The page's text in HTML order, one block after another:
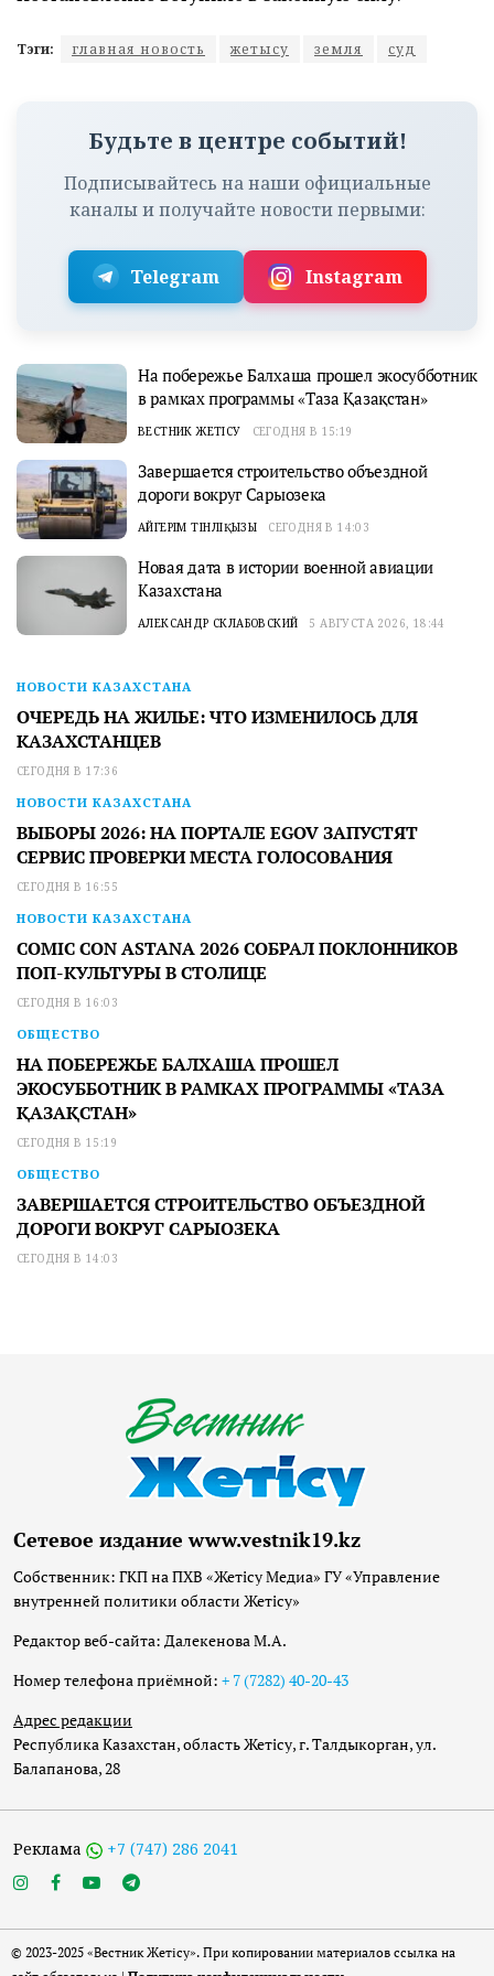
Тэги: главная новость жетысу земля суд
Будьте в центре событий!
Подписывайтесь на наши официальные
каналы и получайте новости первыми:
Telegram Instagram
На побережье Балхаша прошел экосубботник
в рамках программы «Таза Қазақстан»
ВЕСТНИК ЖЕТІСУ СЕГОДНЯ В 15:19
Завершается строительство объездной
дороги вокруг Сарыозека
АЙГЕРІМ ТІНӘЛІҚЫЗЫ СЕГОДНЯ В 14:03
Новая дата в истории военной авиации
Казахстана
АЛЕКСАНДР СКЛАБОВСКИЙ 5 АВГУСТА 2026, 18:44
НОВОСТИ КАЗАХСТАНА
ОЧЕРЕДЬ НА ЖИЛЬЕ: ЧТО ИЗМЕНИЛОСЬ ДЛЯ
КАЗАХСТАНЦЕВ
СЕГОДНЯ В 17:36
НОВОСТИ КАЗАХСТАНА
ВЫБОРЫ 2026: НА ПОРТАЛЕ EGOV ЗАПУСТЯТ
СЕРВИС ПРОВЕРКИ МЕСТА ГОЛОСОВАНИЯ
СЕГОДНЯ В 16:55
НОВОСТИ КАЗАХСТАНА
COMIC CON ASTANA 2026 СОБРАЛ ПОКЛОННИКОВ
ПОП-КУЛЬТУРЫ В СТОЛИЦЕ
СЕГОДНЯ В 16:03
ОБЩЕСТВО
НА ПОБЕРЕЖЬЕ БАЛХАША ПРОШЕЛ
ЭКОСУББОТНИК В РАМКАХ ПРОГРАММЫ «ТАЗА
ҚАЗАҚСТАН»
СЕГОДНЯ В 15:19
ОБЩЕСТВО
ЗАВЕРШАЕТСЯ СТРОИТЕЛЬСТВО ОБЪЕЗДНОЙ
ДОРОГИ ВОКРУГ САРЫОЗЕКА
СЕГОДНЯ В 14:03
Сетевое издание www.vestnik19.kz
Собственник: ГКП на ПХВ «Жетісу Медиа» ГУ «Управление
внутренней политики области Жетісу»
Редактор веб-сайта: Далекенова М.А.
Номер телефона приёмной: + 7 (7282) 40-20-43
Адрес редакции
Республика Казахстан, область Жетісу, г. Талдыкорган, ул.
Балапанова, 28
Реклама +7 (747) 286 2041
© 2023-2025 «Вестник Жетісу». При копировании материалов ссылка на